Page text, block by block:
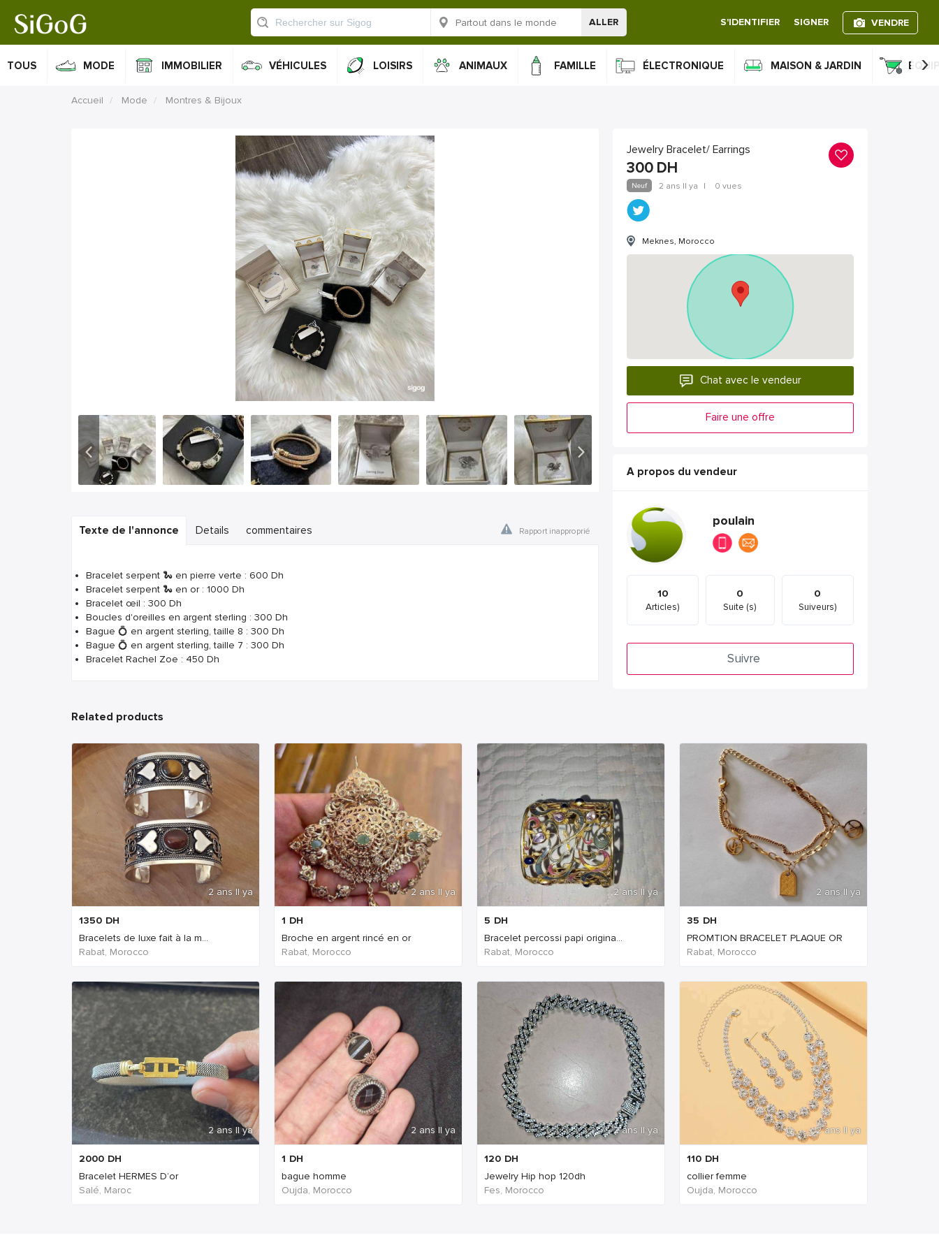
ALLER S'IDENTIFIER SIGNER VENDRE
TOUS MODE IMMOBILIER VÉHICULES LOISIRS ANIMAUX FAMILLE ÉLECTRONIQUE MAISON & JARDIN ›
Accueil Mode Montres & Bijoux
Texte de l'annonce Details commentaires Rapport inapproprié
Bracelet serpent 🐍 en pierre verte : 600 Dh
Bracelet serpent 🐍 en or : 1000 Dh
Bracelet œil : 300 Dh
Boucles d'oreilles en argent sterling : 300 Dh
Bague 💍 en argent sterling, taille 8 : 300 Dh
Bague 💍 en argent sterling, taille 7 : 300 Dh
Bracelet Rachel Zoe : 450 Dh
Jewelry Bracelet/ Earrings
300 DH
Neuf 2 ans Il ya | 0 vues
Meknes, Morocco
Chat avec le vendeur
Faire une offre
A propos du vendeur
poulain
10
Articles)
0
Suite (s)
0
Suiveurs)
Suivre
Related products
2 ans Il ya
1350 DH
Bracelets de luxe fait à la m...
Rabat, Morocco
2 ans Il ya
1 DH
Broche en argent rincé en or
Rabat, Morocco
2 ans Il ya
5 DH
Bracelet percossi papi origina...
Rabat, Morocco
2 ans Il ya
35 DH
PROMTION BRACELET PLAQUE OR
Rabat, Morocco
2 ans Il ya
2000 DH
Bracelet HERMES D’or
Salé, Maroc
2 ans Il ya
1 DH
bague homme
Oujda, Morocco
2 ans Il ya
120 DH
Jewelry Hip hop 120dh
Fes, Morocco
2 ans Il ya
110 DH
collier femme
Oujda, Morocco